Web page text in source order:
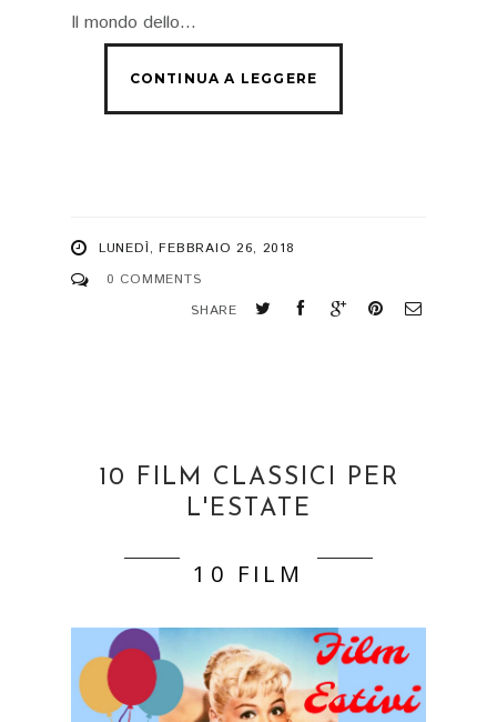
Il mondo dello...
LUNEDÌ, FEBBRAIO 26, 2018
0 COMMENTS
SHARE
10 FILM CLASSICI PER
L'ESTATE
10 FILM